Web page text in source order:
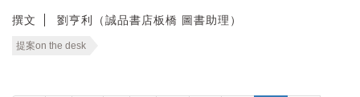
撰文 劉亨利（誠品書店板橋 圖書助理）
提案on the desk